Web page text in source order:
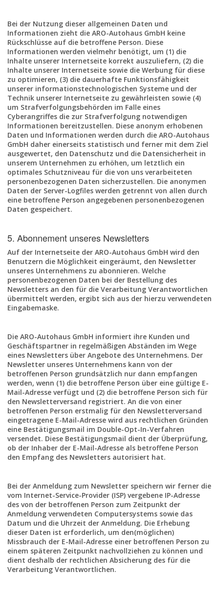
Bei der Nutzung dieser allgemeinen Daten und
Informationen zieht die ARO-Autohaus GmbH keine
Rückschlüsse auf die betroffene Person. Diese
Informationen werden vielmehr benötigt, um (1) die
Inhalte unserer Internetseite korrekt auszuliefern, (2) die
Inhalte unserer Internetseite sowie die Werbung für diese
zu optimieren, (3) die dauerhafte Funktionsfähigkeit
unserer informationstechnologischen Systeme und der
Technik unserer Internetseite zu gewährleisten sowie (4)
um Strafverfolgungsbehörden im Falle eines
Cyberangriffes die zur Strafverfolgung notwendigen
Informationen bereitzustellen. Diese anonym erhobenen
Daten und Informationen werden durch die ARO-Autohaus
GmbH daher einerseits statistisch und ferner mit dem Ziel
ausgewertet, den Datenschutz und die Datensicherheit in
unserem Unternehmen zu erhöhen, um letztlich ein
optimales Schutzniveau für die von uns verarbeiteten
personenbezogenen Daten sicherzustellen. Die anonymen
Daten der Server-Logfiles werden getrennt von allen durch
eine betroffene Person angegebenen personenbezogenen
Daten gespeichert.
5. Abonnement unseres Newsletters
Auf der Internetseite der ARO-Autohaus GmbH wird den
Benutzern die Möglichkeit eingeräumt, den Newsletter
unseres Unternehmens zu abonnieren. Welche
personenbezogenen Daten bei der Bestellung des
Newsletters an den für die Verarbeitung Verantwortlichen
übermittelt werden, ergibt sich aus der hierzu verwendeten
Eingabemaske.
Die ARO-Autohaus GmbH informiert ihre Kunden und
Geschäftspartner in regelmäßigen Abständen im Wege
eines Newsletters über Angebote des Unternehmens. Der
Newsletter unseres Unternehmens kann von der
betroffenen Person grundsätzlich nur dann empfangen
werden, wenn (1) die betroffene Person über eine gültige E-
Mail-Adresse verfügt und (2) die betroffene Person sich für
den Newsletterversand registriert. An die von einer
betroffenen Person erstmalig für den Newsletterversand
eingetragene E-Mail-Adresse wird aus rechtlichen Gründen
eine Bestätigungsmail im Double-Opt-In-Verfahren
versendet. Diese Bestätigungsmail dient der Überprüfung,
ob der Inhaber der E-Mail-Adresse als betroffene Person
den Empfang des Newsletters autorisiert hat.
Bei der Anmeldung zum Newsletter speichern wir ferner die
vom Internet-Service-Provider (ISP) vergebene IP-Adresse
des von der betroffenen Person zum Zeitpunkt der
Anmeldung verwendeten Computersystems sowie das
Datum und die Uhrzeit der Anmeldung. Die Erhebung
dieser Daten ist erforderlich, um den(möglichen)
Missbrauch der E-Mail-Adresse einer betroffenen Person zu
einem späteren Zeitpunkt nachvollziehen zu können und
dient deshalb der rechtlichen Absicherung des für die
Verarbeitung Verantwortlichen.